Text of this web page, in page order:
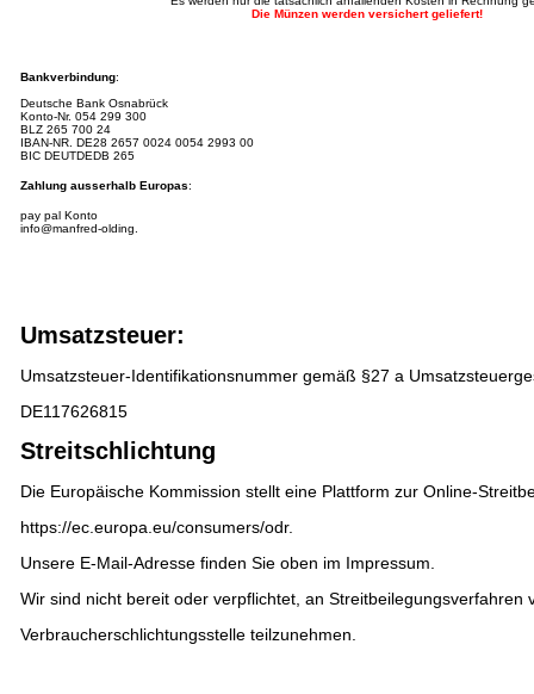
Die Münzen werden versichert geliefert!
Bankverbindung:
Deutsche Bank Osnabrück
Konto-Nr. 054 299 300
BLZ 265 700 24
IBAN-NR. DE28 2657 0024 0054 2993 00
BIC DEUTDEDB 265
Zahlung ausserhalb Europas:
pay pal Konto
info@manfred-olding.
Umsatzsteuer:
Umsatzsteuer-Identifikationsnummer gemäß §27 a
DE117626815
Streitschlichtung
Die Europäische Kommission stellt eine Plattform zur Online-
https://ec.europa.eu/consumers/odr.
Unsere E-Mail-Adresse finden Sie oben im Impressum.
Wir sind nicht bereit oder verpflichtet, an Streitbeilegungsverfahren
Verbraucherschlichtungsstelle teilzunehmen.